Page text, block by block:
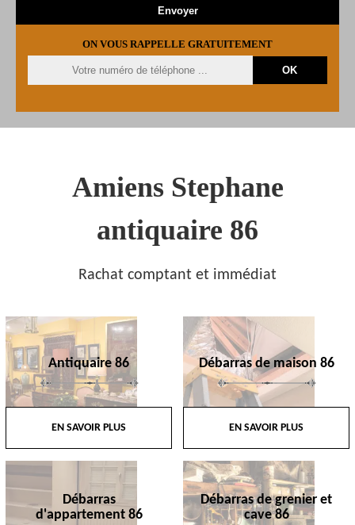
ON VOUS RAPPELLE GRATUITEMENT
Amiens Stephane
antiquaire 86
Rachat comptant et immédiat
Antiquaire 86
EN SAVOIR PLUS
Débarras de maison 86
EN SAVOIR PLUS
Débarras
d'appartement 86
Débarras de grenier et
cave 86